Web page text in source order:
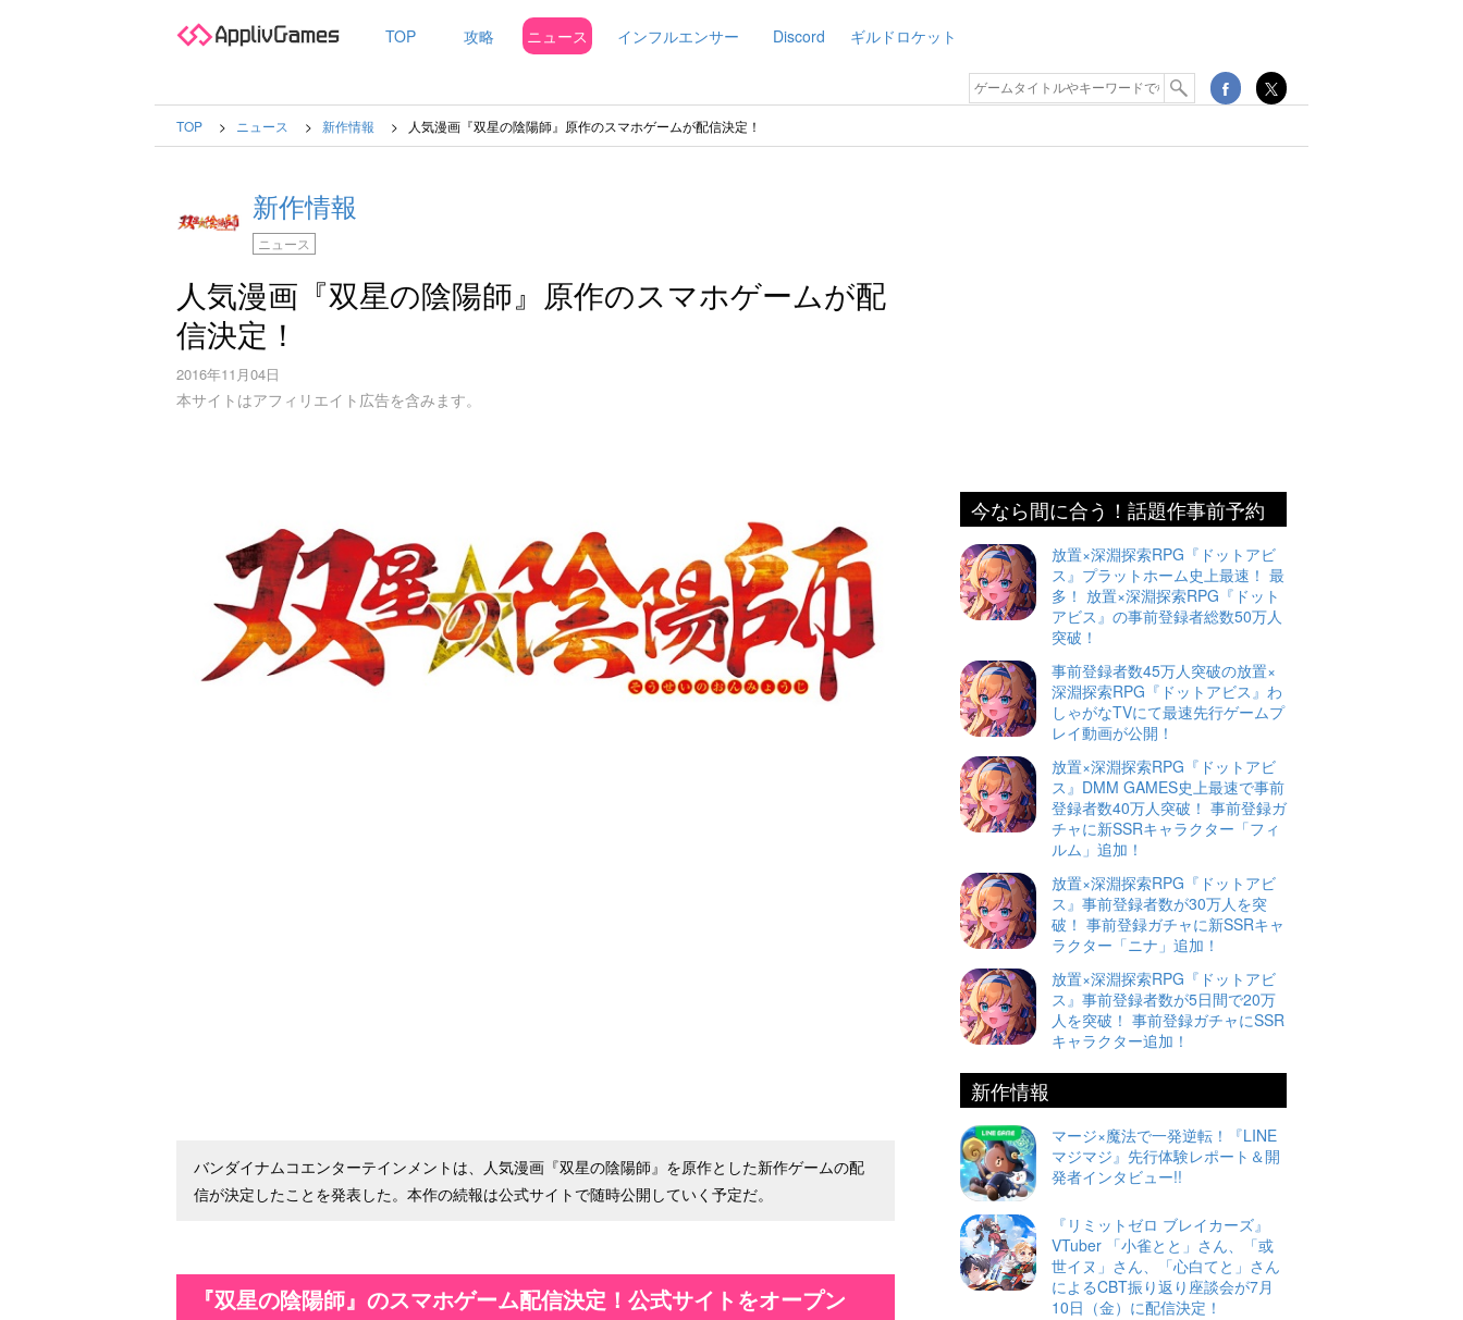
TOP 攻略 ニュース インフルエンサー Discord ギルドロケット
TOP ニュース 新作情報 人気漫画『双星の陰陽師』原作のスマホゲームが配信決定！
新作情報
ニュース
人気漫画『双星の陰陽師』原作のスマホゲームが配
信決定！
2016年11月04日
本サイトはアフィリエイト広告を含みます。
バンダイナムコエンターテインメントは、人気漫画『双星の陰陽師』を原作とした新作ゲームの配
信が決定したことを発表した。本作の続報は公式サイトで随時公開していく予定だ。
『双星の陰陽師』のスマホゲーム配信決定！公式サイトをオープン
今なら間に合う！話題作事前予約
放置×深淵探索RPG『ドットアビ
ス』プラットホーム史上最速！ 最
多！ 放置×深淵探索RPG『ドット
アビス』の事前登録者総数50万人
突破！
事前登録者数45万人突破の放置×
深淵探索RPG『ドットアビス』わ
しゃがなTVにて最速先行ゲームプ
レイ動画が公開！
放置×深淵探索RPG『ドットアビ
ス』DMM GAMES史上最速で事前
登録者数40万人突破！ 事前登録ガ
チャに新SSRキャラクター「フィ
ルム」追加！
放置×深淵探索RPG『ドットアビ
ス』事前登録者数が30万人を突
破！ 事前登録ガチャに新SSRキャ
ラクター「ニナ」追加！
放置×深淵探索RPG『ドットアビ
ス』事前登録者数が5日間で20万
人を突破！ 事前登録ガチャにSSR
キャラクター追加！
新作情報
マージ×魔法で一発逆転！『LINE
マジマジ』先行体験レポート＆開
発者インタビュー!!
『リミットゼロ ブレイカーズ』
VTuber 「小雀とと」さん、「或
世イヌ」さん、「心白てと」さん
によるCBT振り返り座談会が7月
10日（金）に配信決定！